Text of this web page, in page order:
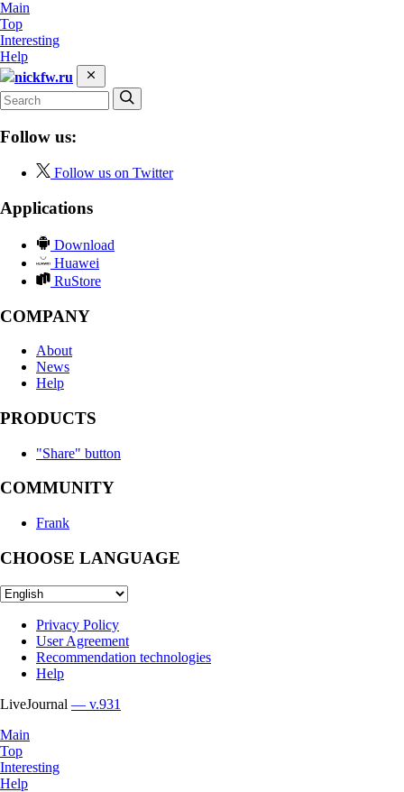
Main
Top
Interesting
Help
nickfw.ru
Follow us:
Follow us on Twitter
Applications
Download
Huawei
RuStore
COMPANY
About
News
Help
PRODUCTS
"Share" button
COMMUNITY
Frank
CHOOSE LANGUAGE
Privacy Policy
User Agreement
Recommendation technologies
Help
LiveJournal — v.931
Main
Top
Interesting
Help